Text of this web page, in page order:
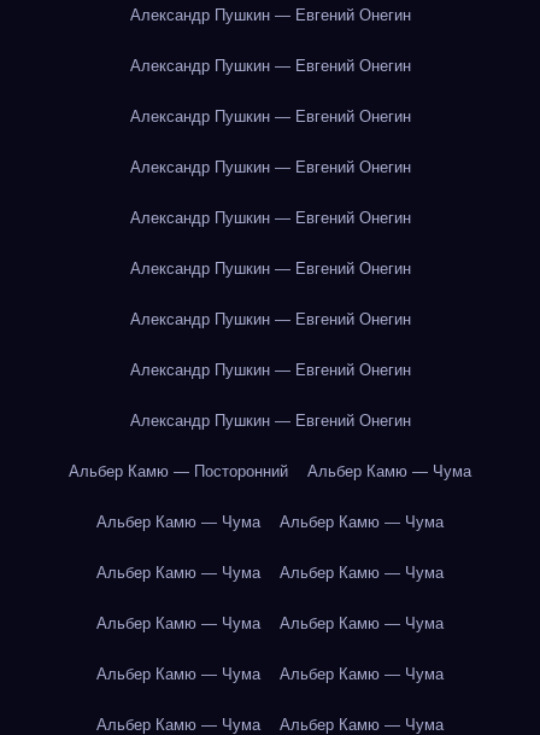
Александр Пушкин — Евгений Онегин
Александр Пушкин — Евгений Онегин
Александр Пушкин — Евгений Онегин
Александр Пушкин — Евгений Онегин
Александр Пушкин — Евгений Онегин
Александр Пушкин — Евгений Онегин
Александр Пушкин — Евгений Онегин
Александр Пушкин — Евгений Онегин
Александр Пушкин — Евгений Онегин
Альбер Камю — Посторонний Альбер Камю — Чума
Альбер Камю — Чума Альбер Камю — Чума
Альбер Камю — Чума Альбер Камю — Чума
Альбер Камю — Чума Альбер Камю — Чума
Альбер Камю — Чума Альбер Камю — Чума
Альбер Камю — Чума Альбер Камю — Чума